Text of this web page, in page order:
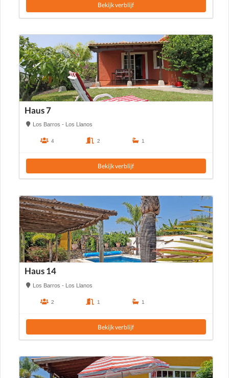
Bekijk verblijf
Haus 7
Los Barros - Los Llanos
4 2 1
Bekijk verblijf
Haus 14
Los Barros - Los Llanos
2 1 1
Bekijk verblijf